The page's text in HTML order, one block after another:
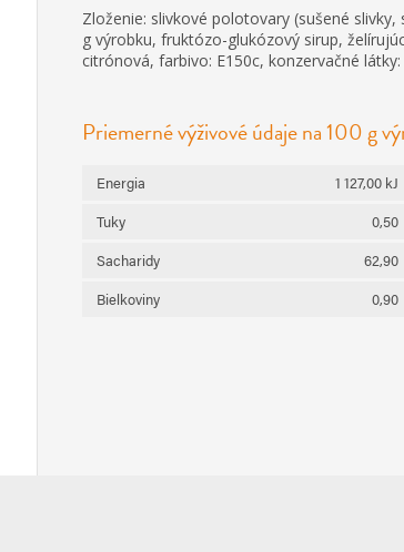
Zloženie: slivkové polotovary (sušené
g výrobku, fruktózo-glukózový sirup,
citrónová, farbivo: E150c, konzervačné látky:
Priemerné výživové údaje na 100 g
Energia 1 127,00 kJ
Tuky
0,50
Sacharidy
62,90
Bielkoviny
0,90